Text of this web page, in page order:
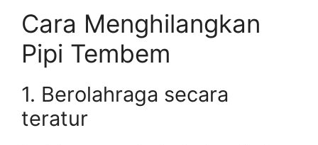
Cara Menghilangkan
Pipi Tembem
1. Berolahraga secara
teratur